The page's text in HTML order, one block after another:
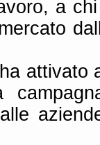
a
attivato